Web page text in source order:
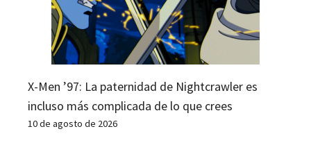
X-Men ’97: La paternidad de Nightcrawler es
incluso más complicada de lo que crees
10 de agosto de 2026